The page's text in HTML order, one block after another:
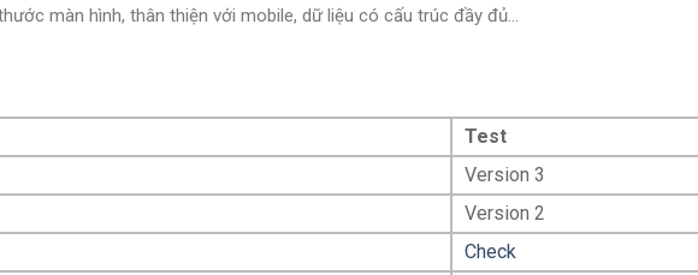
màn hình, thân thiện với mobile, dữ liệu có cấu trúc đầy đủ...
Test
Version 3
Version 2
Check